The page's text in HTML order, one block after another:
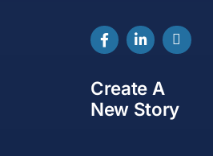
Create A
New Story